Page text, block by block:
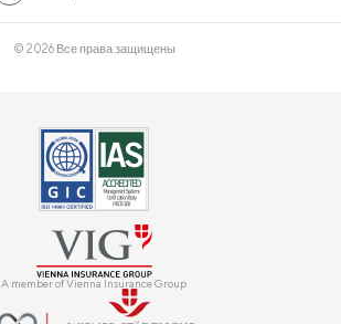
© 2026 Все права защищены
A member of Vienna Insurance Group